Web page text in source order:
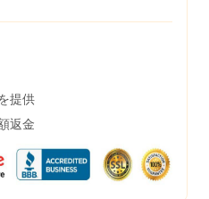
提供
返金